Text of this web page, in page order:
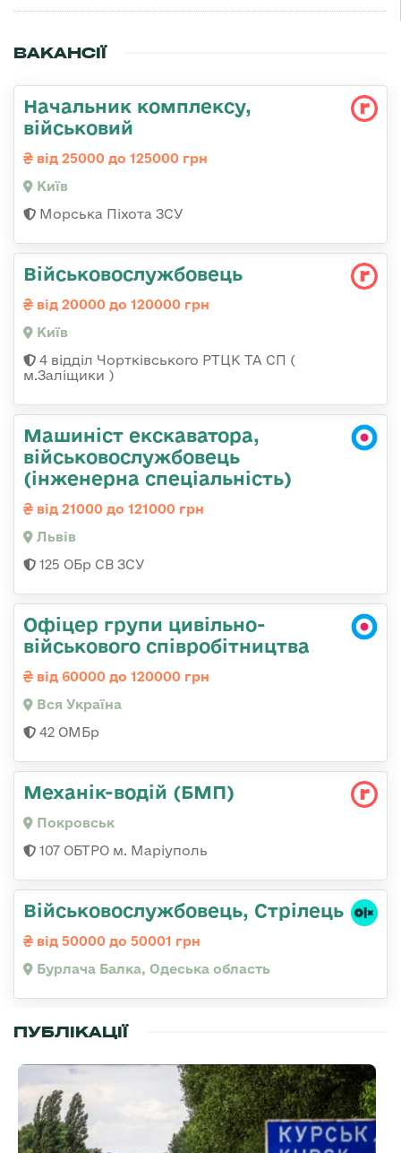
ВАКАНСІЇ
Начальник комплексу,
військовий
від 25000 до 125000 грн
Київ
Морська Піхота ЗСУ
Військовослужбовець
від 20000 до 120000 грн
Київ
4 відділ Чортківського РТЦК ТА СП (
м.Заліщики )
Машиніст екскаватора,
військовослужбовець
(інженерна спеціальність)
від 21000 до 121000 грн
Львів
125 ОБр СВ ЗСУ
Офіцер групи цивільно-
військового співробітництва
від 60000 до 120000 грн
Вся Україна
42 ОМБр
Механік-водій (БМП)
Покровськ
107 ОБТРО м. Маріуполь
Військовослужбовець, Стрілець
від 50000 до 50001 грн
Бурлача Балка, Одеська область
ПУБЛІКАЦІЇ